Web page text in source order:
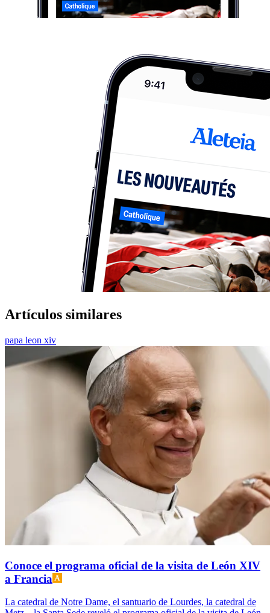
Artículos similares
papa leon xiv
Conoce el programa oficial de la visita de León XIV
a Francia
La catedral de Notre Dame, el santuario de Lourdes, la catedral de